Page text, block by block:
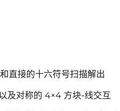
直接的十六符号扫描解出
及对称的 4×4 方块-线交互